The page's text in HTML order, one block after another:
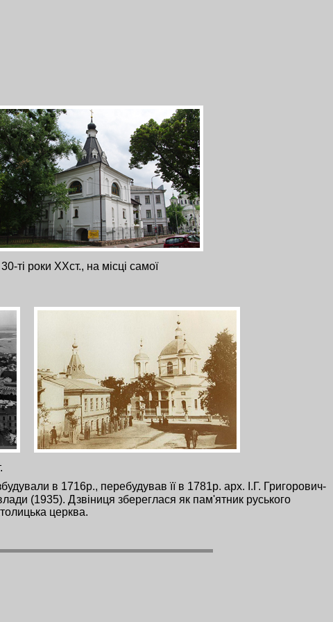
ті роки ХХст., на місці самої
в 1716р., перебудував її в 1781р. арх. І.Г. Григорович-
(1935). Дзвіниця збереглася як пам'ятник руського
церква.